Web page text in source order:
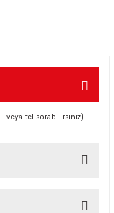
veya tel.sorabilirsiniz)